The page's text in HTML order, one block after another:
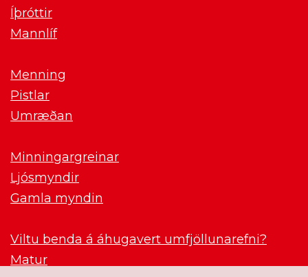
Íþróttir
Mannlíf
Menning
Pistlar
Umræðan
Minningargreinar
Ljósmyndir
Gamla myndin
Viltu benda á áhugavert umfjöllunarefni?
Matur